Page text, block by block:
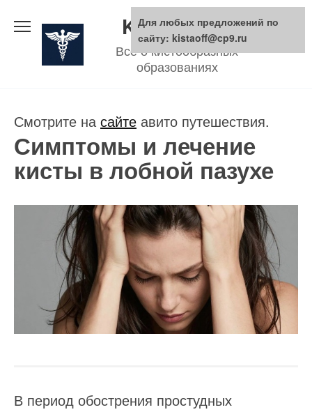
KistaOFF.ru
Все о кистообразных
образованиях
Смотрите на сайте авито путешествия.
Симптомы и лечение
кисты в лобной пазухе
В период обострения простудных
Для любых предложений по
сайту: kistaoff@cp9.ru